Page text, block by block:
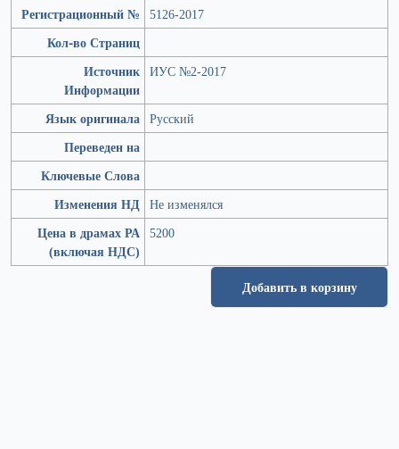
Регистрационный №
5126-2017
Кол-во Страниц
Источник
Информации
ИУС №2-2017
Язык оригинала Русский
Переведен на
Ключевые Слова
Изменения НД Не изменялся
Цена в драмах РА
(включая НДС)
5200
Добавить в корзину